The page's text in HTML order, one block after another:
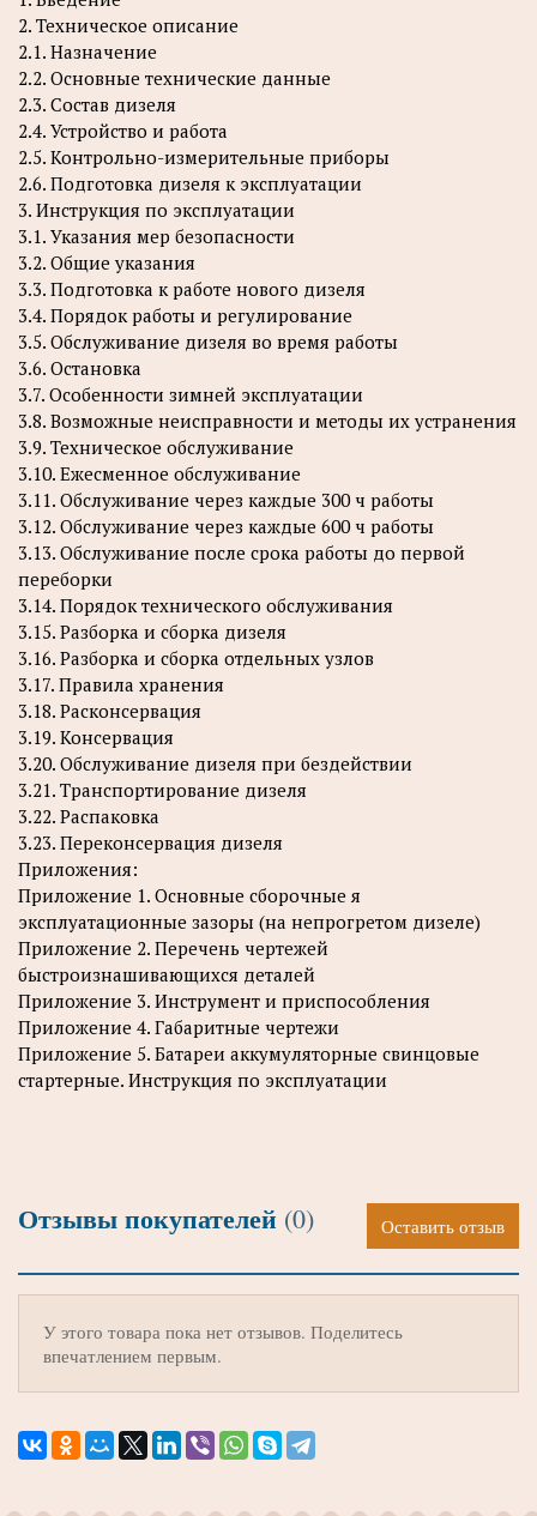
2. Техническое описание
2.1. Назначение
2.2. Основные технические данные
2.3. Состав дизеля
2.4. Устройство и работа
2.5. Контрольно-измерительные приборы
2.6. Подготовка дизеля к эксплуатации
3. Инструкция по эксплуатации
3.1. Указания мер безопасности
3.2. Общие указания
3.3. Подготовка к работе нового дизеля
3.4. Порядок работы и регулирование
3.5. Обслуживание дизеля во время работы
3.6. Остановка
3.7. Особенности зимней эксплуатации
3.8. Возможные неисправности и методы их устранения
3.9. Техническое обслуживание
3.10. Ежесменное обслуживание
3.11. Обслуживание через каждые 300 ч работы
3.12. Обслуживание через каждые 600 ч работы
3.13. Обслуживание после срока работы до первой
переборки
3.14. Порядок технического обслуживания
3.15. Разборка и сборка дизеля
3.16. Разборка и сборка отдельных узлов
3.17. Правила хранения
3.18. Расконсервация
3.19. Консервация
3.20. Обслуживание дизеля при бездействии
3.21. Транспортирование дизеля
3.22. Распаковка
3.23. Переконсервация дизеля
Приложения:
Приложение 1. Основные сборочные я
эксплуатационные зазоры (на непрогретом дизеле)
Приложение 2. Перечень чертежей
быстроизнашивающихся деталей
Приложение 3. Инструмент и приспособления
Приложение 4. Габаритные чертежи
Приложение 5. Батареи аккумуляторные свинцовые
стартерные. Инструкция по эксплуатации
Отзывы покупателей (0) Оставить отзыв
У этого товара пока нет отзывов. Поделитесь
впечатлением первым.